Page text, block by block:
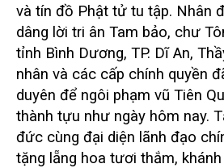
và tín đồ Phật tử tu tập. Nhân
dâng lời tri ân Tam bảo, chư
tỉnh Bình Dương, TP. Dĩ An,
nhân và các cấp chính quyền
duyên để ngôi phạm vũ Tiên
thành tựu như ngày hôm nay.
đức cùng đại diện lãnh đạo
tặng lẵng hoa tươi thắm,